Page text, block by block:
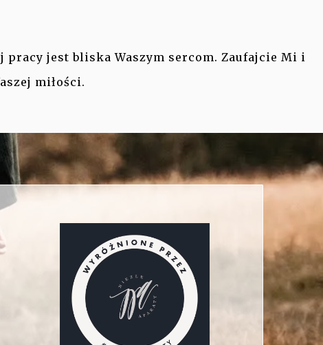
jest bliska Waszym sercom. Zaufajcie Mi i
miłości.